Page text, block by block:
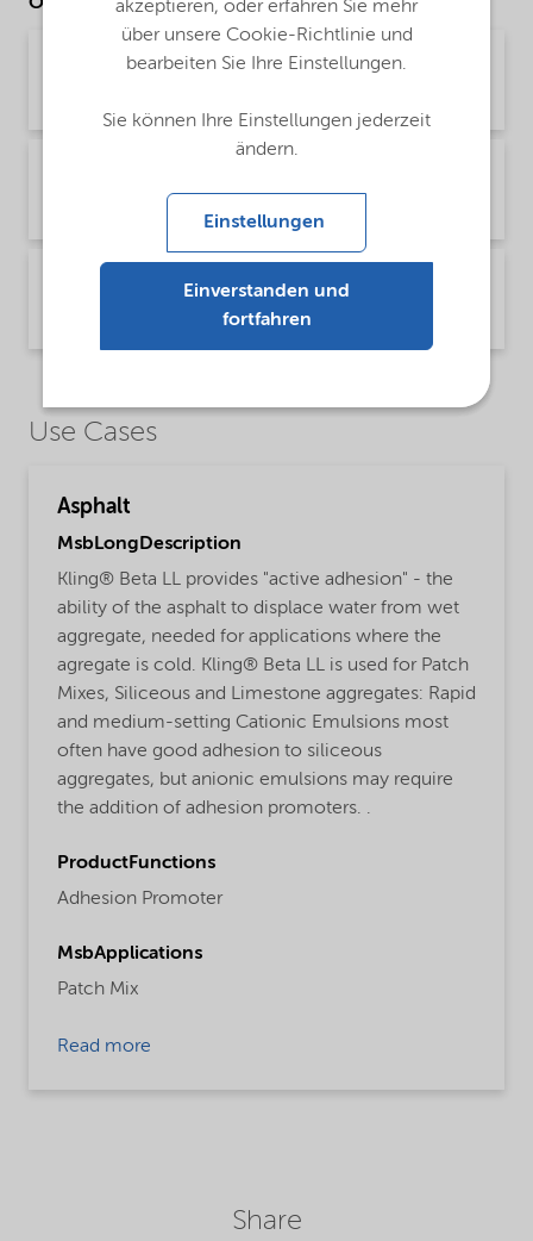
Brochure Asphalt Applications (English)
Technical Bulletin Kling Beta LL (Español)
Technical Bulletin | application/pdf (990,3 KB) | Spanish (Spain)
Use Cases
Asphalt
MsbLongDescription
Kling® Beta LL provides "active adhesion" - the
ability of the asphalt to displace water from wet
aggregate, needed for applications where the
agregate is cold. Kling® Beta LL is used for Patch
Mixes, Siliceous and Limestone aggregates: Rapid
and medium-setting Cationic Emulsions most
often have good adhesion to siliceous
aggregates, but anionic emulsions may require
the addition of adhesion promoters. .
ProductFunctions
Adhesion Promoter
MsbApplications
Patch Mix
Read more
Share
akzeptieren, oder erfahren Sie mehr
über unsere Cookie-Richtlinie und
bearbeiten Sie Ihre Einstellungen.
Sie können Ihre Einstellungen jederzeit
ändern.
Einstellungen
Einverstanden und
fortfahren